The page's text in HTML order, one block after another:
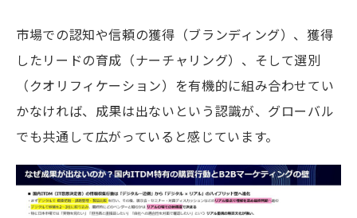
市場での認知や信頼の獲得（ブランディング）、獲得
したリードの育成（ナーチャリング）、そして選別
（クオリフィケーション）を有機的に組み合わせてい
かなければ、成果は出ないという認識が、グローバル
でも共通して広がっていると感じています。